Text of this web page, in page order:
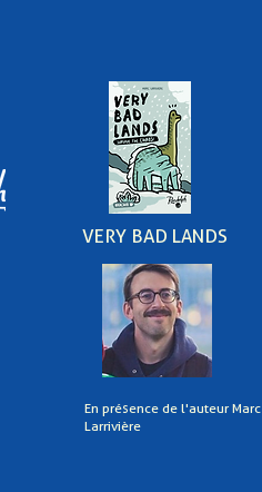
VERY BAD LANDS
En présence de l'auteur Marc
Larrivière